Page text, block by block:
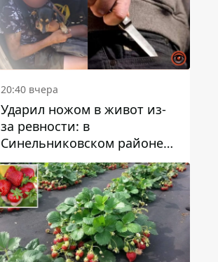
20:40 вчера
Ударил ножом в живот из-
за ревности: в
Синельниковском районе
задержали 49-летнего
мужчину за убийство